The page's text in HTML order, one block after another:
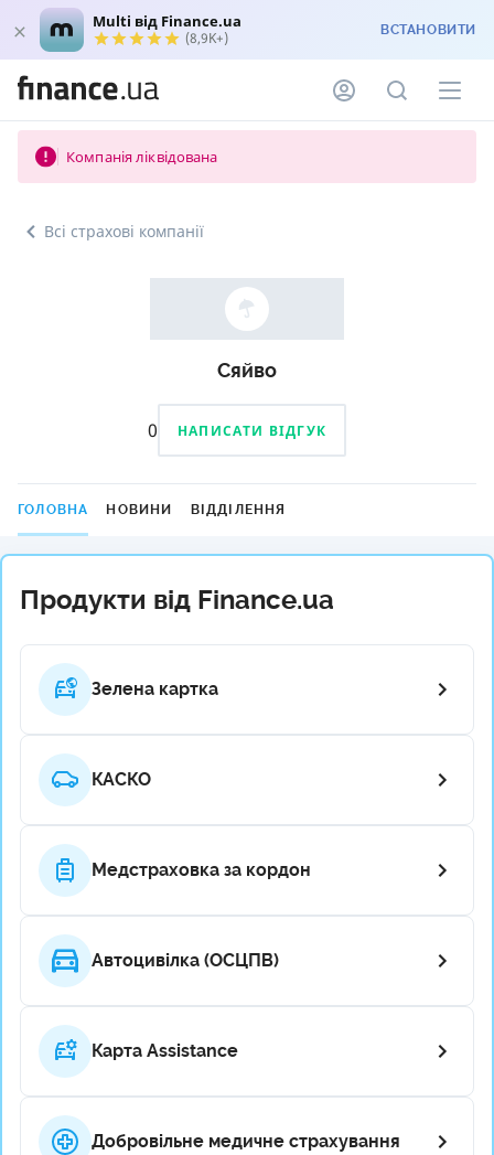
Multi від Finance.ua
(8,9K+) ВСТАНОВИТИ
Компанія ліквідована
Всі страхові компанії
Сяйво
0 НАПИСАТИ ВІДГУК
ГОЛОВНА НОВИНИ ВІДДІЛЕННЯ
Продукти від Finance.ua
Зелена картка
КАСКО
Медстраховка за кордон
Автоцивілка (ОСЦПВ)
Карта Assistance
Добровільне медичне страхування